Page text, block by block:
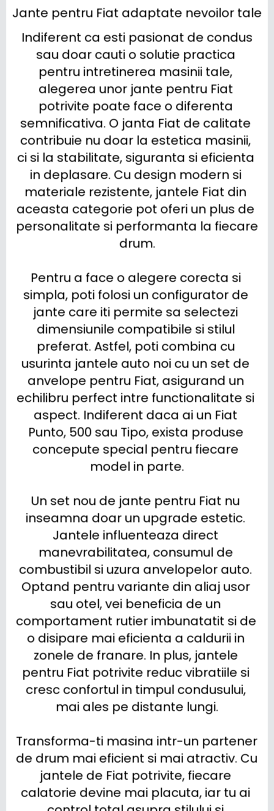
Jante pentru Fiat adaptate nevoilor tale
sau doar cauti o solutie practica
pentru intretinerea masinii tale,
alegerea unor jante pentru Fiat
potrivite poate face o diferenta
semnificativa. O janta Fiat de calitate
contribuie nu doar la estetica masinii,
ci si la stabilitate, siguranta si eficienta
in deplasare. Cu design modern si
materiale rezistente, jantele Fiat din
aceasta categorie pot oferi un plus de
personalitate si performanta la fiecare
drum.
Pentru a face o alegere corecta si
simpla, poti folosi un configurator de
jante care iti permite sa selectezi
dimensiunile compatibile si stilul
preferat. Astfel, poti combina cu
usurinta jantele auto noi cu un set de
anvelope pentru Fiat, asigurand un
echilibru perfect intre functionalitate si
aspect. Indiferent daca ai un Fiat
Punto, 500 sau Tipo, exista produse
concepute special pentru fiecare
model in parte.
Un set nou de jante pentru Fiat nu
inseamna doar un upgrade estetic.
Jantele influenteaza direct
manevrabilitatea, consumul de
combustibil si uzura anvelopelor auto.
Optand pentru variante din aliaj usor
sau otel, vei beneficia de un
comportament rutier imbunatatit si de
o disipare mai eficienta a caldurii in
zonele de franare. In plus, jantele
pentru Fiat potrivite reduc vibratiile si
cresc confortul in timpul condusului,
mai ales pe distante lungi.
Transforma-ti masina intr-un partener
de drum mai eficient si mai atractiv. Cu
jantele de Fiat potrivite, fiecare
calatorie devine mai placuta, iar tu ai